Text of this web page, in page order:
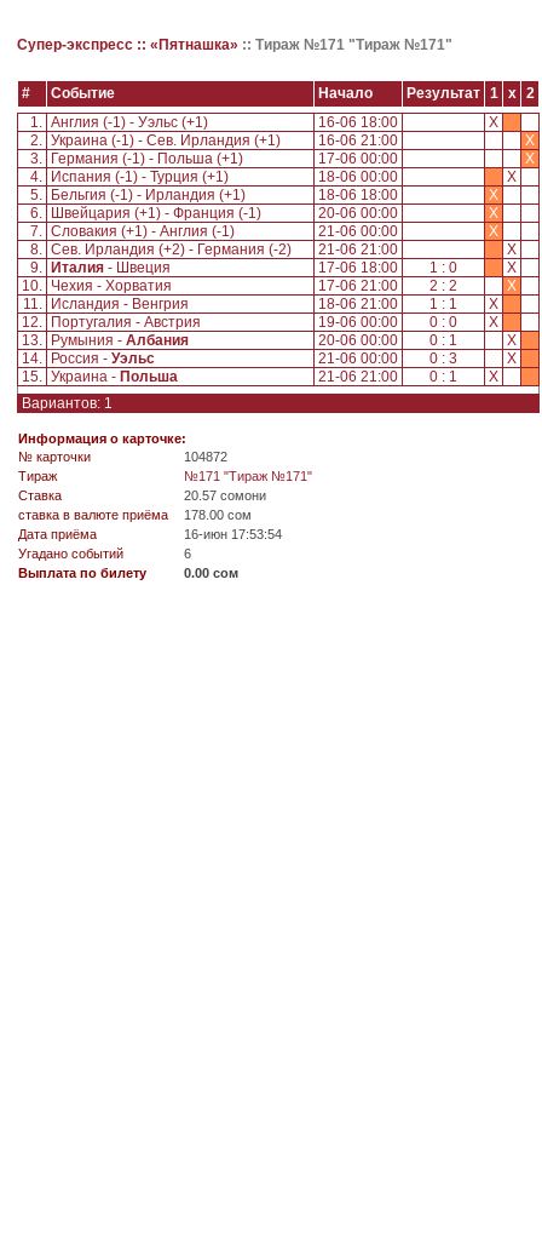
Супер-экспресс :: «Пятнашка» :: Тираж №171 "Тираж №171"
# Событие Начало Результат 1 x
2
1. Англия (-1) - Уэльс (+1) 16-06 18:00
X
2. Украина (-1) - Сев. Ирландия (+1) 16-06 21:00
X
3.
Германия (-1) - Польша (+1) 17-06 00:00
X
4.
Испания (-1) - Турция (+1) 18-06 00:00
X
5.
Бельгия (-1) - Ирландия (+1) 18-06 18:00
X
6.
Швейцария (+1) - Франция (-1) 20-06 00:00
X
7. Словакия (+1) - Англия (-1) 21-06 00:00
X
8. Сев. Ирландия (+2) - Германия (-2) 21-06 21:00
X
9.
Италия - Швеция 17-06 18:00 1 : 0
X
10. Чехия - Хорватия 17-06 21:00 2 : 2
X
11.
Исландия - Венгрия 18-06 21:00 1 : 1
X
12.
Португалия - Австрия 19-06 00:00 0 : 0
X
13.
Румыния - Албания 20-06 00:00 0 : 1
X
14.
Россия - Уэльс 21-06 00:00 0 : 3
X
15. Украина - Польша 21-06 21:00 0 : 1
X
Вариантов: 1
Информация о карточке:
№ карточки
104872
Tираж
№171 "Тираж №171"
Ставка
20.57 сомони
ставка в валюте приёма
178.00 сом
Дата приёма
16-июн 17:53:54
Угадано событий
6
Выплата по билету
0.00 сом